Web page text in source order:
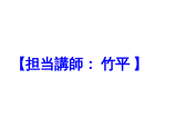
【担当講師： 竹平 】